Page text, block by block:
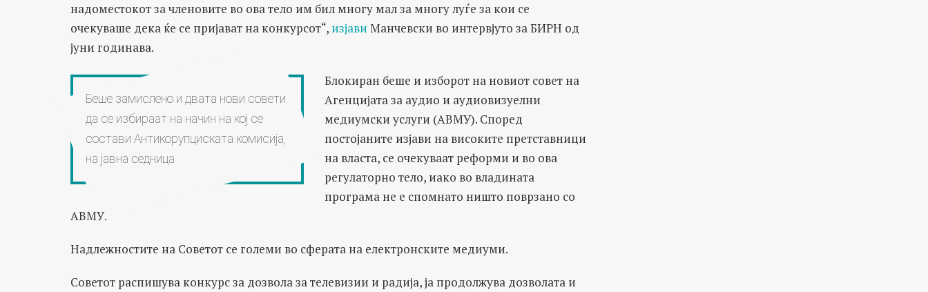
надоместокот за членовите во ова тело им бил многу мал за многу луѓе за кои се
очекуваше дека ќе се пријават на конкурсот“, изјави Манчевски во интервјуто за БИРН од
јуни годинава.
Беше замислено и двата нови совети
да се избираат на начин на кој се
состави Антикорупциската комисија,
на јавна седница
Блокиран беше и изборот на новиот совет на
Агенцијата за аудио и аудиовизуелни
медиумски услуги (АВМУ). Според
постојаните изјави на високите претставници
на власта, се очекуваат реформи и во ова
регулаторно тело, иако во владината
програма не е спомнато ништо поврзано со
АВМУ.
Надлежностите на Советот се големи во сферата на електронските медиуми.
Советот распишува конкурс за дозвола за телевизии и радија, ја продолжува дозволата и